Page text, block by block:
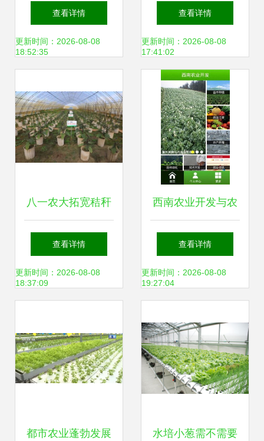
业种植技术的新维
度
查看详情
更新时间：2026-08-08
18:52:35
植关键技术详解
查看详情
更新时间：2026-08-08
17:41:02
八一农大拓宽秸秆
循环利用范围 开辟
农业资源转化新路
查看详情
更新时间：2026-08-08
18:37:09
西南农业开发与农
业种植技术下载指
南
查看详情
更新时间：2026-08-08
19:27:04
都市农业蓬勃发展 水培小葱需不需要